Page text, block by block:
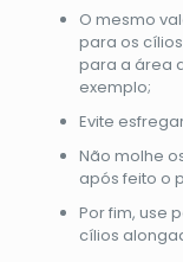
O mesmo
para os
para a área
exemplo;
Evite
Não molhe
após feito o
Por fim, use
cílios